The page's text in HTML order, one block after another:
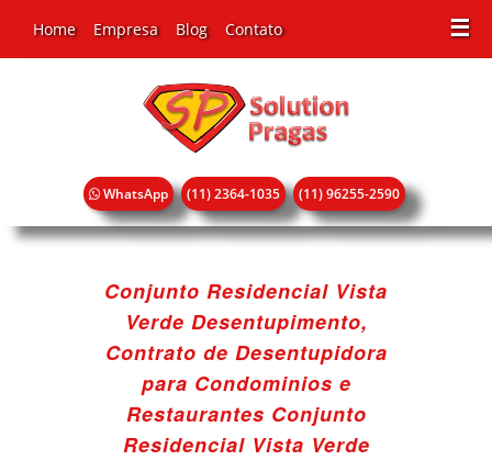
☰
Home Empresa Blog Contato
WhatsApp (11) 2364-1035 (11) 96255-2590
Conjunto Residencial Vista
Verde Desentupimento,
Contrato de Desentupidora
para Condominios e
Restaurantes Conjunto
Residencial Vista Verde